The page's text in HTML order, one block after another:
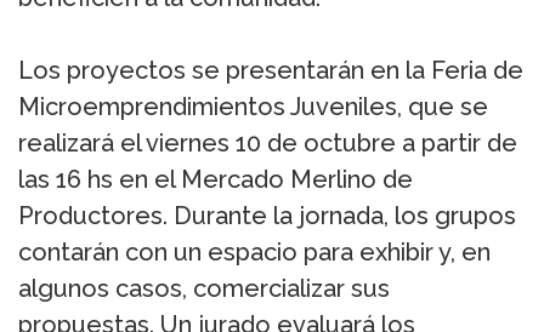
Los proyectos se presentarán en la Feria de
Microemprendimientos Juveniles, que se
realizará el viernes 10 de octubre a partir de
las 16 hs en el Mercado Merlino de
Productores. Durante la jornada, los grupos
contarán con un espacio para exhibir y, en
algunos casos, comercializar sus
propuestas. Un jurado evaluará los